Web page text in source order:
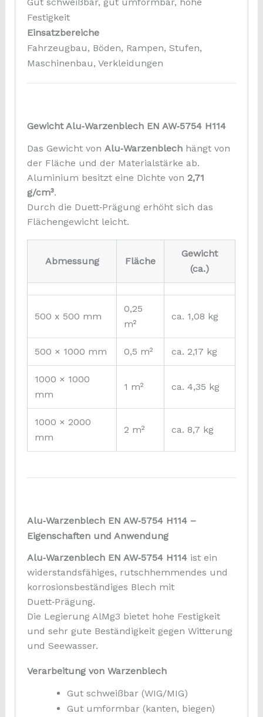
Gut schweißbar, gut umformbar, hohe
Festigkeit
Einsatzbereiche
Fahrzeugbau, Böden, Rampen, Stufen,
Maschinenbau, Verkleidungen
Gewicht Alu‑Warzenblech EN AW‑5754 H114
Das Gewicht von Alu‑Warzenblech hängt von
der Fläche und der Materialstärke ab.
Aluminium besitzt eine Dichte von2,71
g/cm³.
Durch die Duett‑Prägung erhöht sich das
Flächengewicht leicht.
Abmessung Fläche
Gewicht
(ca.)
500 x 500 mm
0,25
m²
ca. 1,08 kg
500 × 1000 mm 0,5 m² ca. 2,17 kg
1000 × 1000
mm
1 m² ca. 4,35 kg
1000 × 2000
mm
2 m² ca. 8,7 kg
Alu‑Warzenblech EN AW‑5754 H114 –
Eigenschaften und Anwendung
Alu‑Warzenblech EN AW‑5754 H114 ist ein
widerstandsfähiges, rutschhemmendes und
korrosionsbeständiges Blech mit
Duett‑Prägung.
Die Legierung AlMg3 bietet hohe Festigkeit
und sehr gute Beständigkeit gegen Witterung
und Seewasser.
Verarbeitung von Warzenblech
Gut schweißbar (WIG/MIG)
Gut umformbar (kanten, biegen)